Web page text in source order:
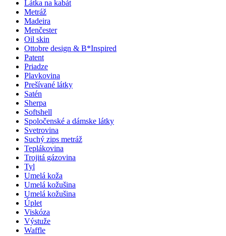
Látka na kabát
Metráž
Madeira
Menčester
Oil skin
Ottobre design & B*Inspired
Patent
Priadze
Plavkovina
Prešívané látky
Satén
Sherpa
Softshell
Spoločenské a dámske látky
Svetrovina
Suchý zips metráž
Teplákovina
Trojitá gázovina
Tyl
Umelá koža
Umelá kožušina
Umelá kožušina
Úplet
Viskóza
Výstuže
Waffle